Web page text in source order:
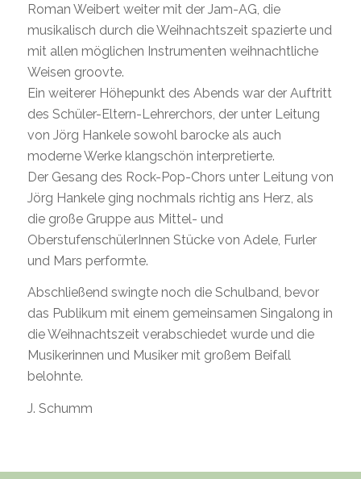
Roman Weibert weiter mit der Jam-AG, die
musikalisch durch die Weihnachtszeit spazierte und
mit allen möglichen Instrumenten weihnachtliche
Weisen groovte.
Ein weiterer Höhepunkt des Abends war der Auftritt
des Schüler-Eltern-Lehrerchors, der unter Leitung
von Jörg Hankele sowohl barocke als auch
moderne Werke klangschön interpretierte.
Der Gesang des Rock-Pop-Chors unter Leitung von
Jörg Hankele ging nochmals richtig ans Herz, als
die große Gruppe aus Mittel- und
OberstufenschülerInnen Stücke von Adele, Furler
und Mars performte.
Abschließend swingte noch die Schulband, bevor
das Publikum mit einem gemeinsamen Singalong in
die Weihnachtszeit verabschiedet wurde und die
Musikerinnen und Musiker mit großem Beifall
belohnte.
J. Schumm